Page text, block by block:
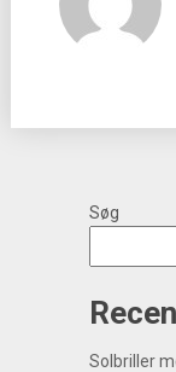
Søg
Solbriller